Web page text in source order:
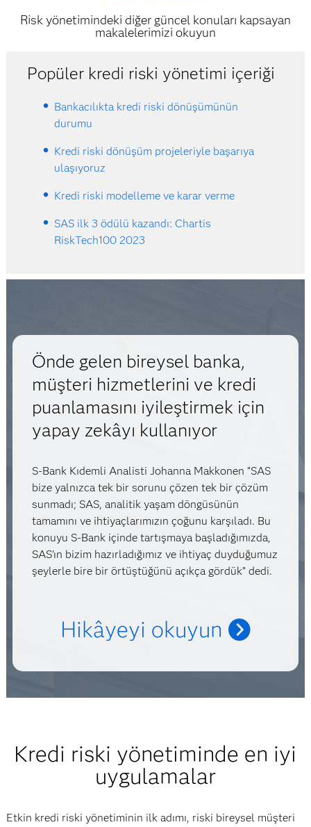
Risk yönetimindeki diğer güncel konuları kapsayan
makalelerimizi okuyun
Popüler kredi riski yönetimi içeriği
Bankacılıkta kredi riski dönüşümünün
durumu
Kredi riski dönüşüm projeleriyle başarıya
ulaşıyoruz
Kredi riski modelleme ve karar verme
SAS ilk 3 ödülü kazandı: Chartis
RiskTech100 2023
Önde gelen bireysel banka,
müşteri hizmetlerini ve kredi
puanlamasını iyileştirmek için
yapay zekâyı kullanıyor
S-Bank Kıdemli Analisti Johanna Makkonen “SAS
bize yalnızca tek bir sorunu çözen tek bir çözüm
sunmadı; SAS, analitik yaşam döngüsünün
tamamını ve ihtiyaçlarımızın çoğunu karşıladı. Bu
konuyu S-Bank içinde tartışmaya başladığımızda,
SAS’ın bizim hazırladığımız ve ihtiyaç duyduğumuz
şeylerle bire bir örtüştüğünü açıkça gördük” dedi.
Hikâyeyi okuyun
Kredi riski yönetiminde en iyi
uygulamalar
Etkin kredi riski yönetiminin ilk adımı, riski bireysel müşteri